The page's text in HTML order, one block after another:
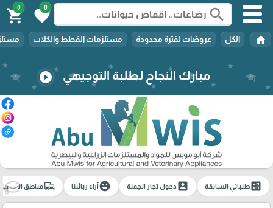
search
0
favorite
0
shopping_cart
home الكل عروضات لفترة محدودة مستلزمات القطط والكلاب
مبارك النجاح لطلبة التوجيهي play_circle
🎓
ballotطلباتي السابقة account_boxدخول تجار الجملة emoji_emotionsآراء زبائننا commuteمناطق